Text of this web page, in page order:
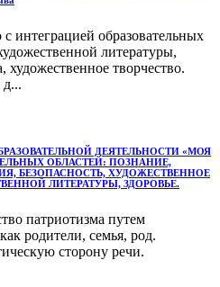
интеграцией образовательных
литературы,
художественное творчество.
ДЕЯТЕЛЬНОСТИ «МОЯ
ОБЛАСТЕЙ: ПОЗНАНИЕ,
БЕЗОПАСНОСТЬ, ХУДОЖЕСТВЕННОЕ
ЛИТЕРАТУРЫ, ЗДОРОВЬЕ.
патриотизма путем
родители, семья, род.
сторону речи.